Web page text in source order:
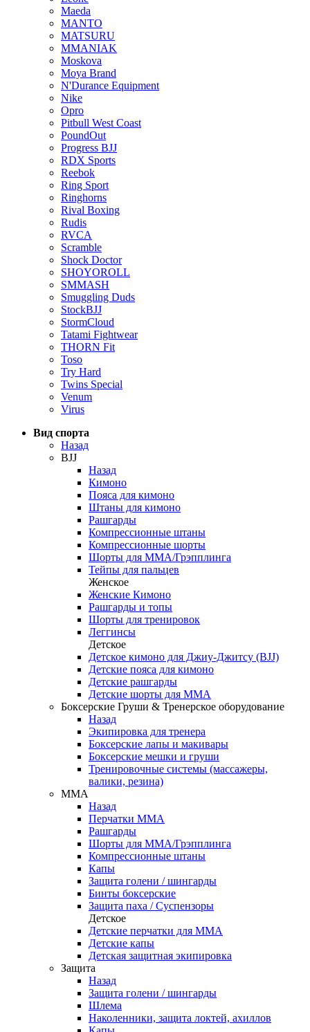
Maeda
MANTO
MATSURU
MMANIAK
Moskova
Moya Brand
N'Durance Equipment
Nike
Opro
Pitbull West Coast
PoundOut
Progress BJJ
RDX Sports
Reebok
Ring Sport
Ringhorns
Rival Boxing
Rudis
RVCA
Scramble
Shock Doctor
SHOYOROLL
SMMASH
Smuggling Duds
StockBJJ
StormCloud
Tatami Fightwear
THORN Fit
Toso
Try Hard
Twins Special
Venum
Virus
Вид спорта
Назад
BJJ
Назад
Кимоно
Пояса для кимоно
Штаны для кимоно
Рашгарды
Компрессионные штаны
Компрессионные шорты
Шорты для ММА/Грэпплинга
Тейпы для пальцев
Женское
Женские Кимоно
Рашгарды и топы
Шорты для тренировок
Леггинсы
Детское
Детское кимоно для Джиу-Джитсу (BJJ)
Детские пояса для кимоно
Детские рашгарды
Детские шорты для ММА
Боксерские Груши & Тренерское оборудование
Назад
Экипировка для тренера
Боксерские лапы и макивары
Боксерские мешки и груши
Тренировочные системы (массажеры,
валики, резина)
ММА
Назад
Перчатки ММА
Рашгарды
Шорты для ММА/Грэпплинга
Компрессионные штаны
Капы
Защита голени / шингарды
Бинты боксерские
Защита паха / Суспензоры
Детское
Детские перчатки для ММА
Детские капы
Детская защитная экипировка
Защита
Назад
Защита голени / шингарды
Шлема
Наколенники, защита локтей, ахиллов